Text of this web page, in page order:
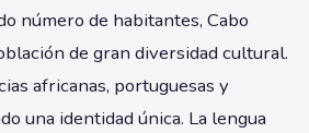
número de habitantes, Cabo
de gran diversidad cultural.
africanas, portuguesas y
una identidad única. La lengua